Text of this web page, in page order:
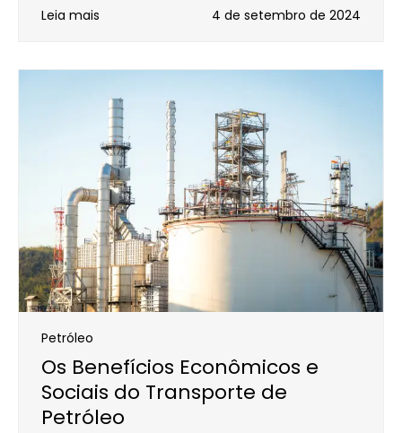
Leia mais 4 de setembro de 2024
Petróleo
Os Benefícios Econômicos e
Sociais do Transporte de
Petróleo